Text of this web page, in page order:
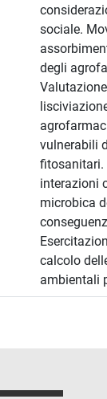
sociale.
degli
vulnerabili
fitosanitari.
interazioni
microbica
calcolo
ambientali